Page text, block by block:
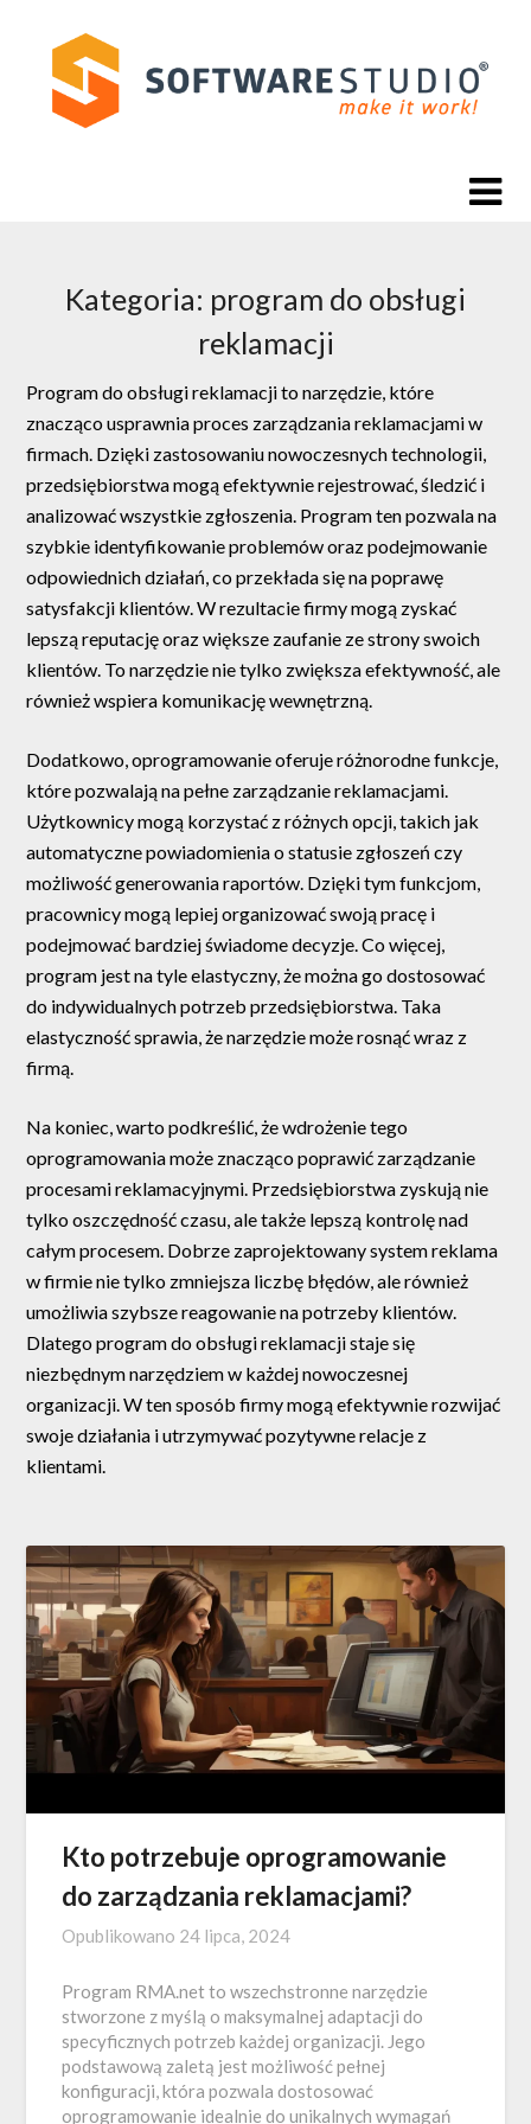
content
Kategoria: program do obsługi
reklamacji
Program do obsługi reklamacji to narzędzie, które
znacząco usprawnia proces zarządzania reklamacjami w
firmach. Dzięki zastosowaniu nowoczesnych technologii,
przedsiębiorstwa mogą efektywnie rejestrować, śledzić i
analizować wszystkie zgłoszenia. Program ten pozwala na
szybkie identyfikowanie problemów oraz podejmowanie
odpowiednich działań, co przekłada się na poprawę
satysfakcji klientów. W rezultacie firmy mogą zyskać
lepszą reputację oraz większe zaufanie ze strony swoich
klientów. To narzędzie nie tylko zwiększa efektywność, ale
również wspiera komunikację wewnętrzną.
Dodatkowo, oprogramowanie oferuje różnorodne funkcje,
które pozwalają na pełne zarządzanie reklamacjami.
Użytkownicy mogą korzystać z różnych opcji, takich jak
automatyczne powiadomienia o statusie zgłoszeń czy
możliwość generowania raportów. Dzięki tym funkcjom,
pracownicy mogą lepiej organizować swoją pracę i
podejmować bardziej świadome decyzje. Co więcej,
program jest na tyle elastyczny, że można go dostosować
do indywidualnych potrzeb przedsiębiorstwa. Taka
elastyczność sprawia, że narzędzie może rosnąć wraz z
firmą.
Na koniec, warto podkreślić, że wdrożenie tego
oprogramowania może znacząco poprawić zarządzanie
procesami reklamacyjnymi. Przedsiębiorstwa zyskują nie
tylko oszczędność czasu, ale także lepszą kontrolę nad
całym procesem. Dobrze zaprojektowany system reklama
w firmie nie tylko zmniejsza liczbę błędów, ale również
umożliwia szybsze reagowanie na potrzeby klientów.
Dlatego program do obsługi reklamacji staje się
niezbędnym narzędziem w każdej nowoczesnej
organizacji. W ten sposób firmy mogą efektywnie rozwijać
swoje działania i utrzymywać pozytywne relacje z
klientami.
Kto potrzebuje oprogramowanie
do zarządzania reklamacjami?
Opublikowano 24 lipca, 2024
Program RMA.net to wszechstronne narzędzie
stworzone z myślą o maksymalnej adaptacji do
specyficznych potrzeb każdej organizacji. Jego
podstawową zaletą jest możliwość pełnej
konfiguracji, która pozwala dostosować
oprogramowanie idealnie do unikalnych wymagań